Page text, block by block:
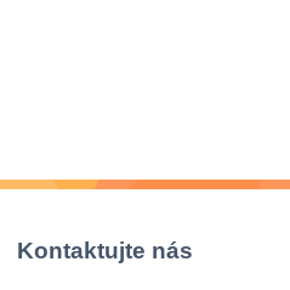
Kontaktujte nás